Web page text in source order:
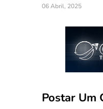
06 Abril, 2025
Postar Um